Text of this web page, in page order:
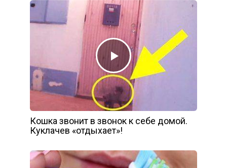
Кошка звонит в звонок к себе домой.
Куклачев «отдыхает»!